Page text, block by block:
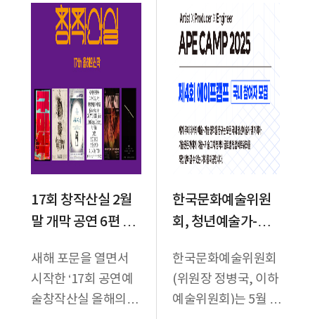
17회 창작산실 2월
말 개막 공연 6편 패
옴니버스 등 다양한
형식의 실험 무대
새해 포문을 열면서
시작한 ‘17회 공연예
술창작산실 올해의신
한국문화예술위원
회, 청년예술가-기술
복합 아이디어 경연
<제4회 에이프캠프
> 국내 참여자 모집
한국문화예술위원회
(위원장 정병국, 이하
예술위원회)는 5월 25